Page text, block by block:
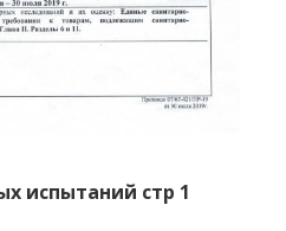
испытаний стр 1